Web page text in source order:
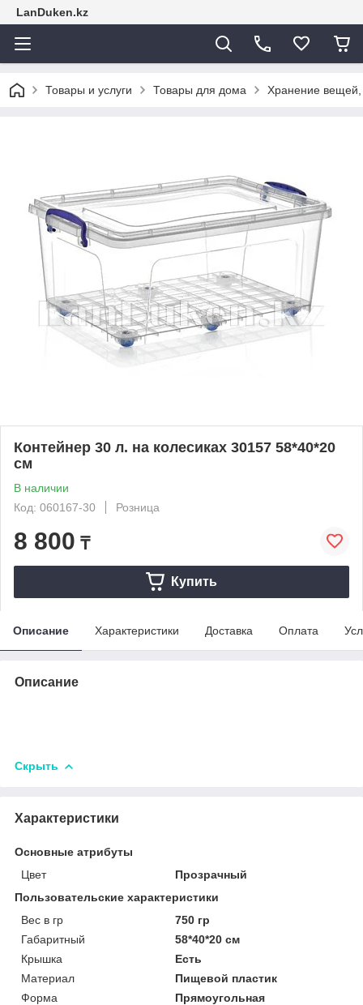
LanDuken.kz
Товары и услуги Товары для дома Хранение вещей,
Контейнер 30 л. на колесиках 30157 58*40*20
см
В наличии
Код: 060167-30
Розница
8 800 ₸
Купить
Описание Характеристики Доставка Оплата
Описание
Скрыть
Характеристики
Основные атрибуты
Цвет
Прозрачный
Пользовательские характеристики
Вес в гр
750 гр
Габаритный
58*40*20 см
Крышка
Есть
Материал
Пищевой пластик
Форма
Прямоугольная